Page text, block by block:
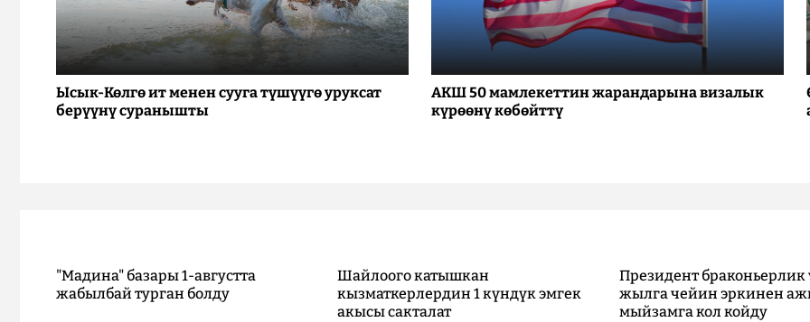
Ысык-Көлгө ит менен сууга түшүүгө уруксат
берүүнү суранышты
АКШ 50 мамлекеттин жарандарына визалык
күрөөнү көбөйттү
"Мадина" базары 1-августта
жабылбай турган болду
Шайлоого катышкан
кызматкерлердин 1 күндүк эмгек
акысы сакталат
Президент браконьерлик
жылга чейин эркинен
мыйзамга кол койду